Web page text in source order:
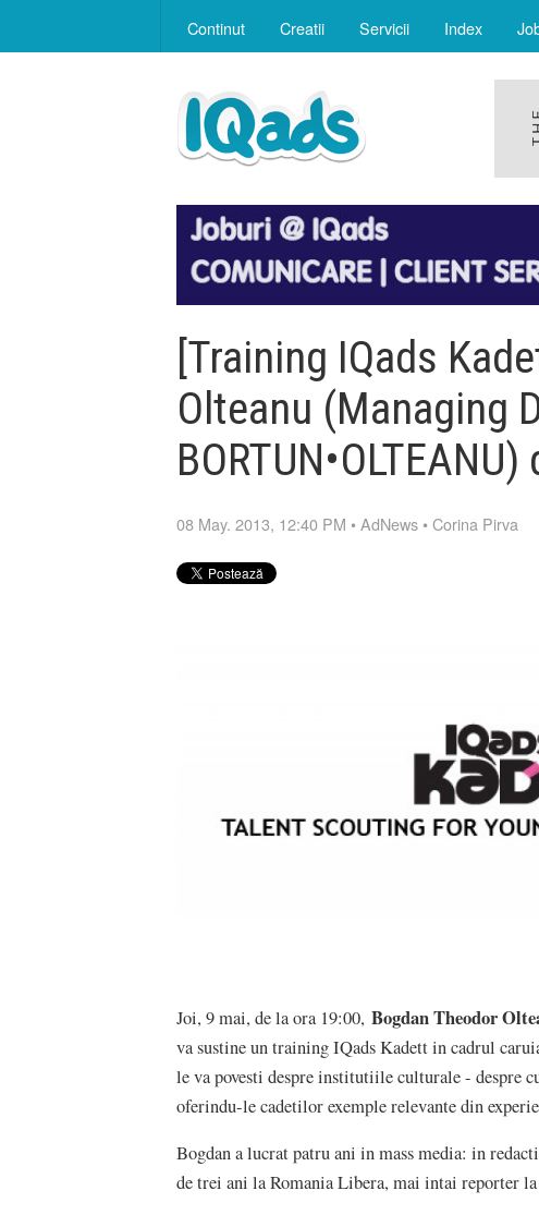
Continut Creatii Servicii Index
[Training IQads
Olteanu (Managing
08 May. 2013, 12:40 PM •AdNews •Corina Pirva
Joi, 9 mai, de la ora 19:00, Bogdan Theodor
va sustine un training IQads Kadett in cadrul
le va povesti despre institutiile culturale - despre
oferindu-le cadetilor exemple relevante din
Bogdan a lucrat patru ani in mass media: in
de trei ani la Romania Libera, mai intai reporter